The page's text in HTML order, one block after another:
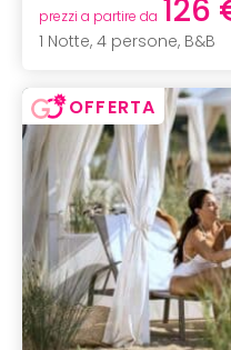
prezzi a partire da 126
1 Notte, 4 persone, B&B
OFFERTA